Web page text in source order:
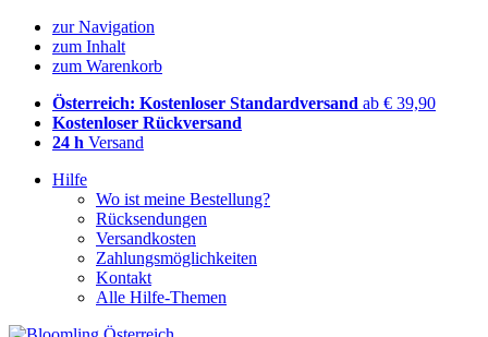
zur Navigation
zum Inhalt
zum Warenkorb
Österreich: Kostenloser Standardversand ab € 39,90
Kostenloser Rückversand
24 h Versand
Hilfe
Wo ist meine Bestellung?
Rücksendungen
Versandkosten
Zahlungsmöglichkeiten
Kontakt
Alle Hilfe-Themen